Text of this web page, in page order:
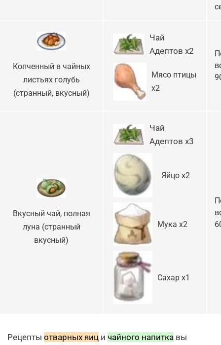
Копченный в чайных
листьях голубь
(странный, вкусный)
Чай
Адептов х2
Мясо птицы
х2
Вкусный чай, полная
луна (странный
вкусный)
Чай
Адептов х3
Яйцо х2
Мука х2
Сахар х1
Рецепты отварных яиц и чайного напитка вы